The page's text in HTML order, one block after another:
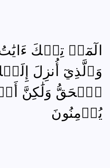
الٓمٓرۚ تِلۡكَ
وَٱلَّذِيٓ أُنزِلَ
ٱلۡحَقُّ وَلَٰكِنَّ
يُؤۡمِنُونَ